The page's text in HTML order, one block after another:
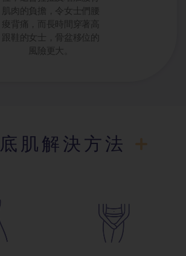
肌肉的負擔，令女士們腰
痠背痛，而長時間穿著高
跟鞋的女士，骨盆移位的
風險更大。
肌解決方法